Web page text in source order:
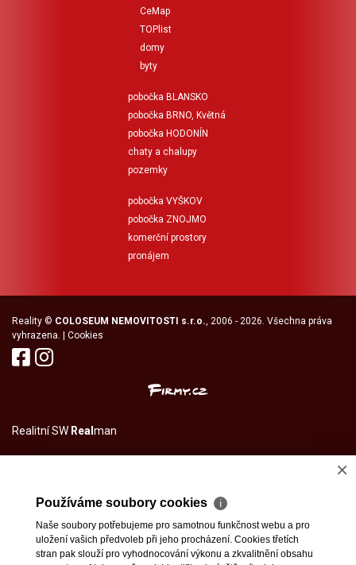
CeMap
TOPlist
domy
byty
pobočka BLANSKO
pobočka BRNO, Květná
pobočka HODONÍN
chaty a chalupy
pozemky
pobočka VYŠKOV
pobočka ZNOJMO
komerční prostory
pronájem
Reality © COLOSEUM NEMOVITOSTI s.r.o., 2006 - 2026. Všechna práva
vyhrazena. | Cookies
Realitní SW Real man
×
Používáme soubory cookies ℹ
Naše soubory potřebujeme pro samotnou funkčnost webu a pro
uložení vašich předvoleb při jeho procházení. Cookies třetích
stran pak slouží pro vyhodnocování výkonu a zkvalitnění obsahu